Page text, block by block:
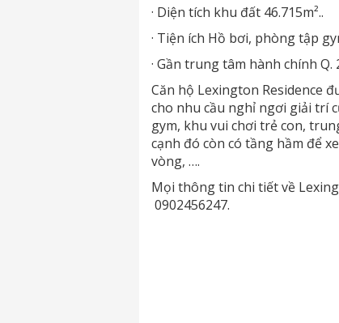
· Diện tích khu đất 46.715m²..
· Tiện ích Hồ bơi, phòng tập
· Gần trung tâm hành chính
Căn hộ Lexington Residence
cho nhu cầu nghỉ ngơi giải trí
gym, khu vui chơi trẻ con,
cạnh đó còn có tầng hầm để
vòng, ….
Mọi thông tin chi tiết về
0902456247.